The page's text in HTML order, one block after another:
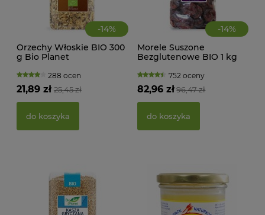
-14%
Orzechy Włoskie BIO 300
g Bio Planet
288 ocen
25,45 zł
21,89 zł
do koszyka
-14%
Morele Suszone
Bezglutenowe BIO 1 kg
752 oceny
96,47 zł
82,96 zł
do koszyka